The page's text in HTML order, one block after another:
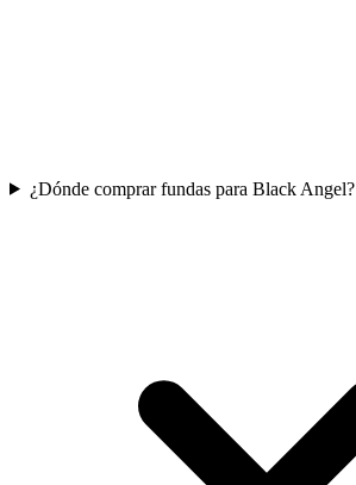
¿Dónde comprar fundas para Black Angel?